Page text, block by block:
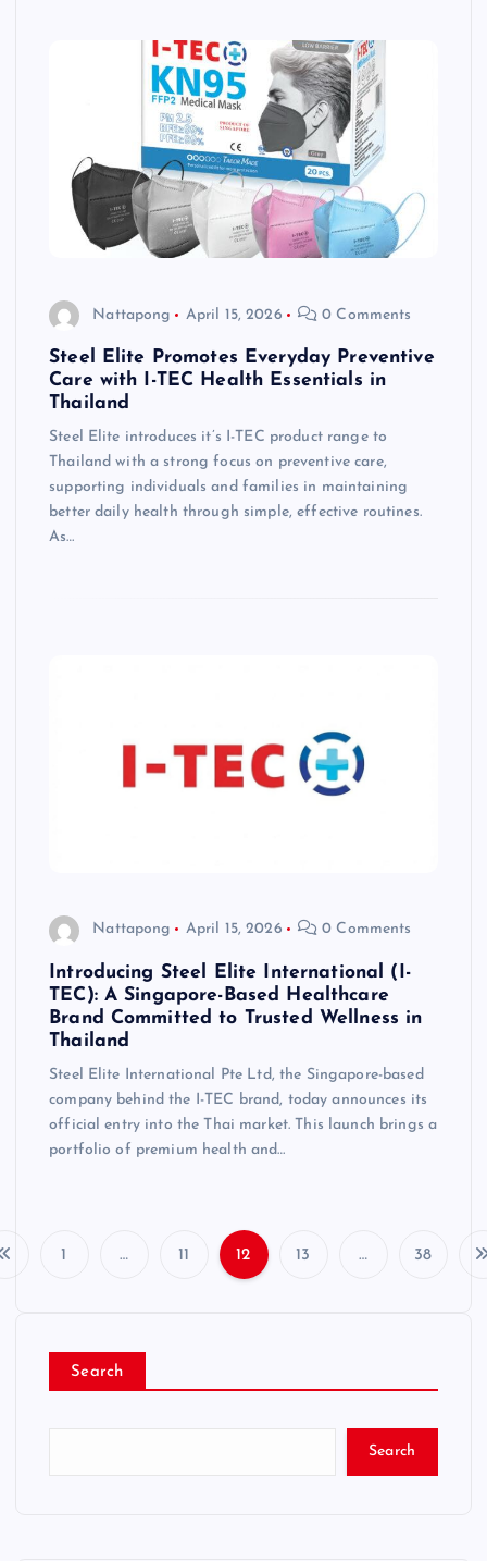
Nattapong April 15, 2026 0 Comments
Steel Elite Promotes Everyday Preventive
Care with I-TEC Health Essentials in
Thailand
Steel Elite introduces it’s I-TEC product range to
Thailand with a strong focus on preventive care,
supporting individuals and families in maintaining
better daily health through simple, effective routines.
As…
Nattapong April 15, 2026 0 Comments
Introducing Steel Elite International (I-
TEC): A Singapore-Based Healthcare
Brand Committed to Trusted Wellness in
Thailand
Steel Elite International Pte Ltd, the Singapore-based
company behind the I-TEC brand, today announces its
official entry into the Thai market. This launch brings a
portfolio of premium health and…
P
s
1 … 11 12 13 … 38
Search
Search